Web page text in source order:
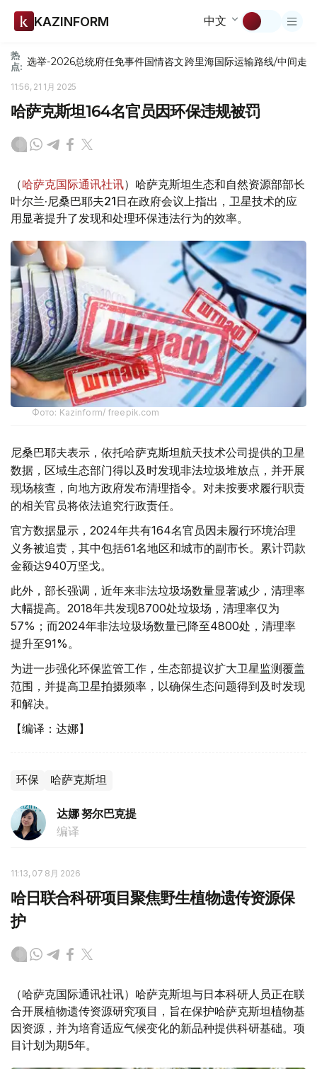
KAZINFORM 中文
热
点: 选举-2026总统府任免事件国情咨文跨里海国际运输路线/中间走廊
11:56, 21 1月 2025
哈萨克斯坦164名官员因环保违规被罚
（哈萨克国际通讯社讯）哈萨克斯坦生态和自然资源部部长
叶尔兰·尼桑巴耶夫21日在政府会议上指出，卫星技术的应
用显著提升了发现和处理环保违法行为的效率。
Фото: Kazinform/ freepik.com
尼桑巴耶夫表示，依托哈萨克斯坦航天技术公司提供的卫星
数据，区域生态部门得以及时发现非法垃圾堆放点，并开展
现场核查，向地方政府发布清理指令。对未按要求履行职责
的相关官员将依法追究行政责任。
官方数据显示，2024年共有164名官员因未履行环境治理
义务被追责，其中包括61名地区和城市的副市长。累计罚款
金额达940万坚戈。
此外，部长强调，近年来非法垃圾场数量显著减少，清理率
大幅提高。2018年共发现8700处垃圾场，清理率仅为
57%；而2024年非法垃圾场数量已降至4800处，清理率
提升至91%。
为进一步强化环保监管工作，生态部提议扩大卫星监测覆盖
范围，并提高卫星拍摄频率，以确保生态问题得到及时发现
和解决。
【编译：达娜】
环保 哈萨克斯坦
达娜 努尔巴克提
编译
11:13, 07 8月 2026
哈日联合科研项目聚焦野生植物遗传资源保
护
（哈萨克国际通讯社讯）哈萨克斯坦与日本科研人员正在联
合开展植物遗传资源研究项目，旨在保护哈萨克斯坦植物基
因资源，并为培育适应气候变化的新品种提供科研基础。项
目计划为期5年。